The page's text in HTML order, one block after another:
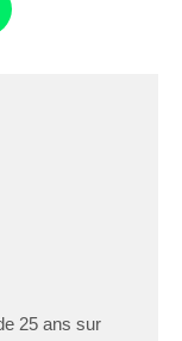
25 ans sur